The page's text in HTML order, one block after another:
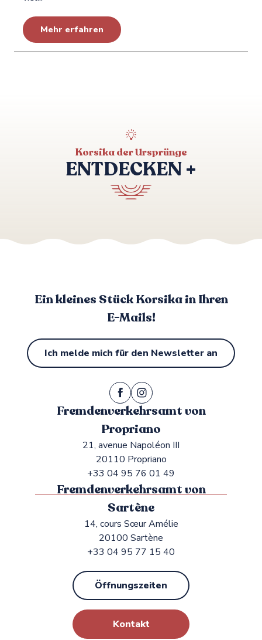
Mehr erfahren
Korsika der Ursprünge
ENTDECKEN +
Spaziergang zum Capu Laurosu in
Ein kleines Stück Korsika in Ihren
E-Mails!
Ich melde mich für den Newsletter an
Fremdenverkehrsamt von
Propriano
21, avenue Napoléon III
20110 Propriano
+33 04 95 76 01 49
Fremdenverkehrsamt von
Sartène
14, cours Sœur Amélie
20100 Sartène
+33 04 95 77 15 40
Öffnungszeiten
Kontakt